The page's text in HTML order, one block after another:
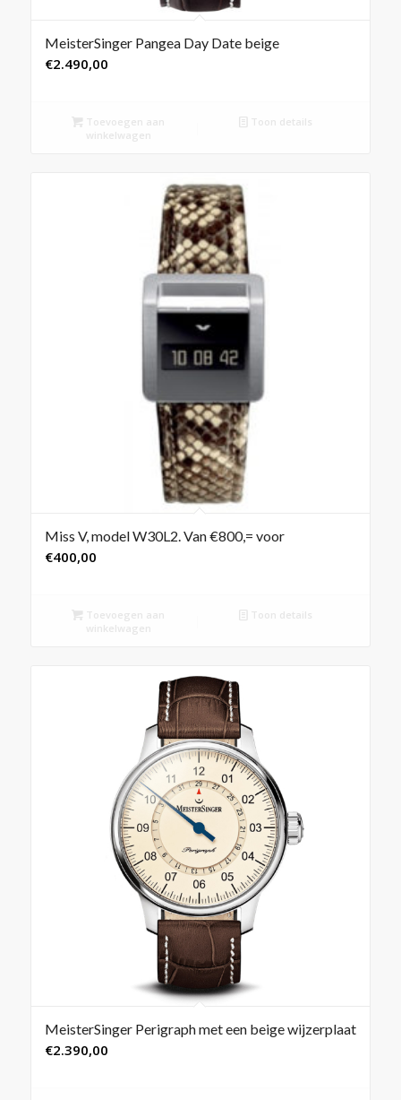
MeisterSinger Pangea Day Date beige
€2.490,00
Toevoegen aan
winkelwagen
Toon details
Miss V, model W30L2. Van €800,= voor
€400,00
Toevoegen aan
winkelwagen
Toon details
MeisterSinger Perigraph met een beige wijzerplaat
€2.390,00